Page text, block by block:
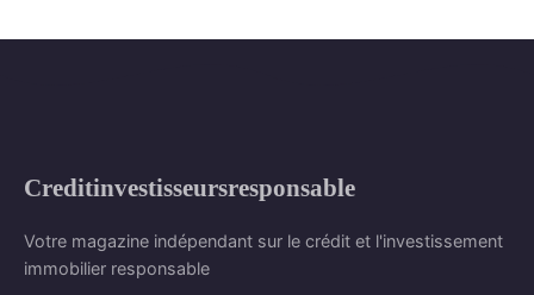
Creditinvestisseursresponsable
Votre magazine indépendant sur le crédit et l'investissement
immobilier responsable